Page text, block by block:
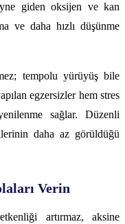
giden oksijen ve kan
ve daha hızlı düşünme
tempolu yürüyüş bile
egzersizler hem stres
sağlar. Düzenli
daha az görüldüğü
Verin
artırmaz, aksine